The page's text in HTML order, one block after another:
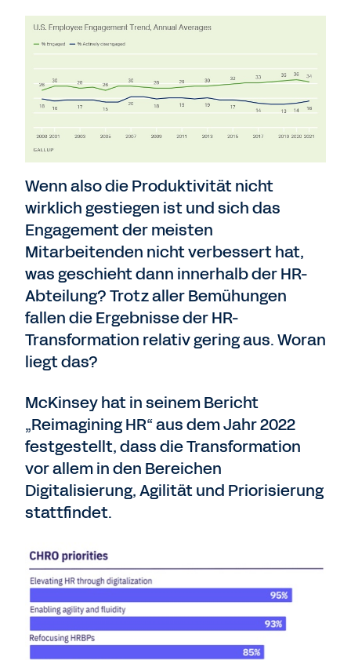
Wenn also die Produktivität nicht
wirklich gestiegen ist und sich das
Engagement der meisten
Mitarbeitenden nicht verbessert hat,
was geschieht dann innerhalb der HR-
Abteilung? Trotz aller Bemühungen
fallen die Ergebnisse der HR-
Transformation relativ gering aus. Woran
liegt das?
McKinsey hat in seinem Bericht
„Reimagining HR“ aus dem Jahr 2022
festgestellt, dass die Transformation
vor allem in den Bereichen
Digitalisierung, Agilität und Priorisierung
stattfindet.